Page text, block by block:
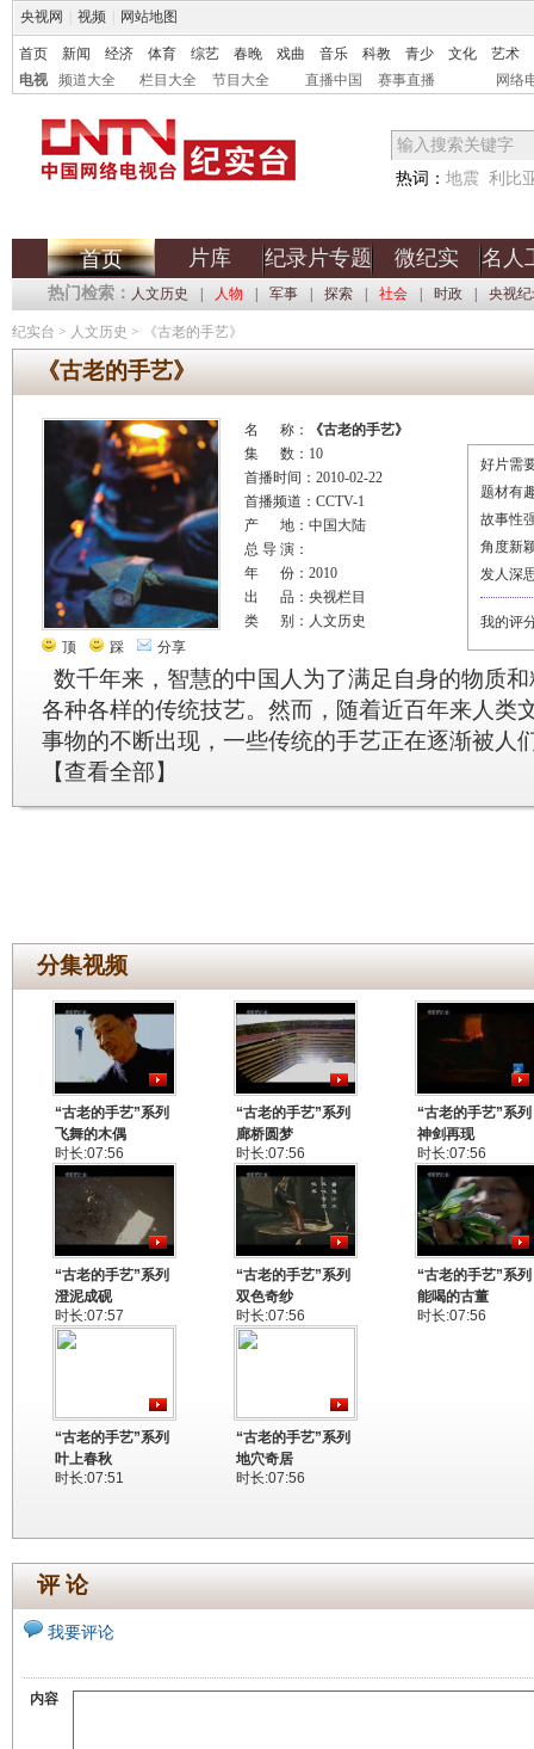
央视网 视频 网站地图
首页 新闻 经济 体育 综艺 春晚 戏曲 音乐 科教 青少 文化
艺术
电视
频道大全 栏目大全 节目大全 直播中国 赛事直播 网络
热词： 地震 利比
首页 片库 纪录片专题 微纪实 名人
热门检索： 人文历史 人物 军事 探索 社会 时政 央视
纪实台 > 人文历史 > 《古老的手艺》
《古老的手艺》
顶 踩 分享
名 称：
《古老的手艺》
集 数：10
首播时间：2010-02-22
首播频道：CCTV-1
产 地：中国大陆
总 导 演：
年 份：2010
出 品：央视栏目
类 别：人文历史
数千年来，智慧的中国人为了满足自身的物质
各种各样的传统技艺。然而，随着近百年来人类
事物的不断出现，一些传统的手艺正在逐渐被
【查看全部】
好片需
题材有
故事性
角度新
发人深
我的评
分集视频
“古老的手艺”系列
飞舞的木偶
时长:07:56
“古老的手艺”系列
廊桥圆梦
时长:07:56
“古老的手艺”系列
神剑再现
时长:07:56
“古老的手艺”系列
澄泥成砚
时长:07:57
“古老的手艺”系列
双色奇纱
时长:07:56
“古老的手艺”系列
能喝的古董
时长:07:56
“古老的手艺”系列
叶上春秋
时长:07:51
“古老的手艺”系列
地穴奇居
时长:07:56
评 论
我要评论
内容